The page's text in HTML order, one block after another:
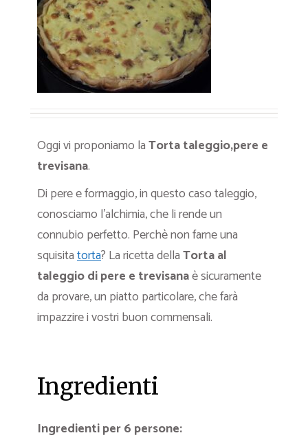
Oggi vi proponiamo laTorta taleggio,pere e
trevisana.
Di pere e formaggio, in questo caso taleggio,
conosciamo l’alchimia, che li rende un
connubio perfetto. Perchè non farne una
squisitatorta? La ricetta dellaTorta al
taleggio di pere e trevisanaè sicuramente
da provare, un piatto particolare, che farà
impazzire i vostri buon commensali.
Ingredienti
Ingredienti per 6 persone: